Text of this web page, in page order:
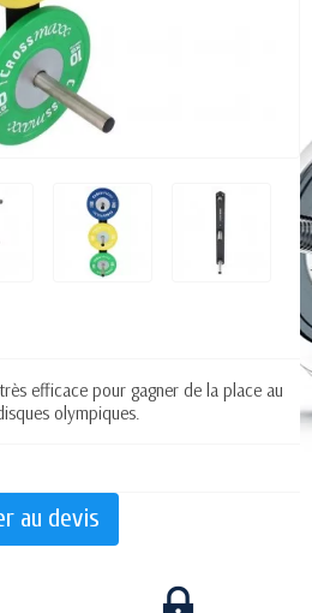
efficace pour gagner de la place au
olympiques.
au devis